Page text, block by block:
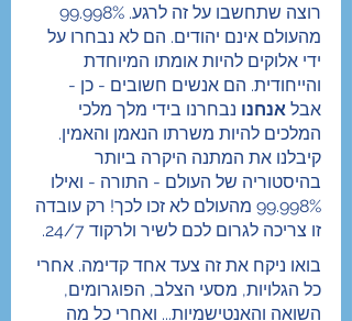
מהעולם אינם יהודים. הם לא נבחרו על
ידי אלוקים להיות אומתו המיוחדת
והייחודית. הם אנשים חשובים - כן -
אבל אנחנו נבחרנו בידי מלך מלכי
המלכים להיות משרתו הנאמן והאמין.
קיבלנו את המתנה היקרה ביותר
בהיסטוריה של העולם - התורה - ואילו
99.998% מהעולם לא זכו לכך! רק עובדה
זו צריכה לגרום לכם לשיר ולרקוד 24/7.
בואו ניקח את זה צעד אחד קדימה. אחרי
כל הגלויות, מסעי הצלב, הפוגרומים,
השואה והאנטישמיות... ואחרי כל מה